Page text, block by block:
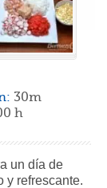
30m
h
un día de
y refrescante.